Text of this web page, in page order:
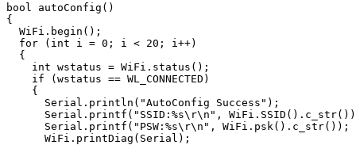
bool autoConfig()
{
  WiFi.begin();
  for (int i = 0; i < 20; i++)
  {
    int wstatus = WiFi.status();
    if (wstatus == WL_CONNECTED)
    {
      Serial.println("AutoConfig Success");
Serial.printf("SSID:%s\r\n",
      Serial.printf("PSW:%s\r\n", WiFi.psk().c_str());
      WiFi.printDiag(Serial);